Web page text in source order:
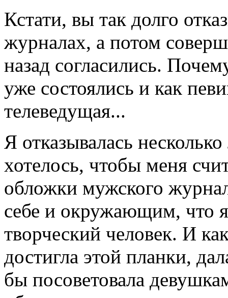
Кстати, вы так долго
журналах, а потом
назад согласились.
уже состоялись и как
телеведущая...
Я отказывалась
хотелось, чтобы меня
обложки мужского
себе и окружающим, что
творческий человек. И
достигла этой планки,
бы посоветовала